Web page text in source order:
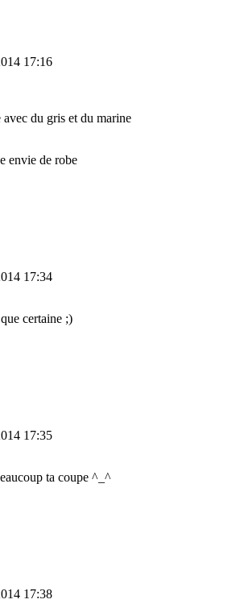
17:16
avec du gris et du marine
envie de robe
17:34
certaine ;)
17:35
ta coupe ^_^
17:38